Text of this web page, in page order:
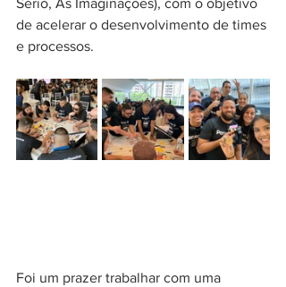
Sério, As Imaginações), com o objetivo
de acelerar o desenvolvimento de times
e processos.
Foi um prazer trabalhar com uma